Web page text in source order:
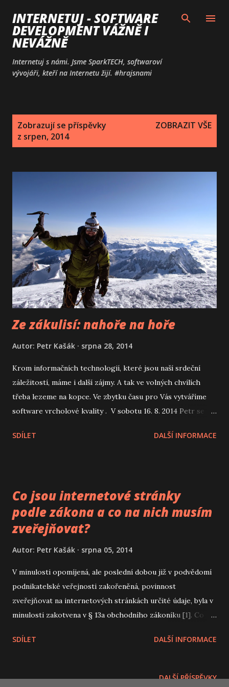
Přeskočit na hlavní obsah
INTERNETUJ - SOFTWARE
DEVELOPMENT VÁŽNĚ I
NEVÁŽNĚ
Internetuj s námi. Jsme SparkTECH, softwaroví
vývojáři, kteří na Internetu žijí. #hrajsnami
Zobrazují se příspěvky
z srpen, 2014
ZOBRAZIT VŠE
Ze zákulisí: nahoře na hoře
Autor: Petr Kašák srpna 28, 2014
Krom informačních technologií, které jsou naší srdeční
záležitostí, máme i další zájmy. A tak ve volných chvílích
třeba lezeme na kopce. Ve zbytku času pro Vás vytváříme
software vrcholové kvality . V sobotu 16. 8. 2014 Petr se
nepříliš příznivém počasí na Mont Blanc. Podívejte se jak to
SDÍLET DALŠÍ INFORMACE
Co jsou internetové stránky
podle zákona a co na nich musím
zveřejňovat?
Autor: Petr Kašák srpna 05, 2014
V minulosti opomíjená, ale poslední dobou již v podvědomí
podnikatelské veřejnosti zakořeněná, povinnost
zveřejňovat na internetových stránkách určité údaje, byla v
minulosti zakotvena v § 13a obchodního zákoníku [1]. Co se
obchodních korporacích (dále jen ZOK) [2]?
SDÍLET DALŠÍ INFORMACE
DALŠÍ PŘÍSPĚVKY